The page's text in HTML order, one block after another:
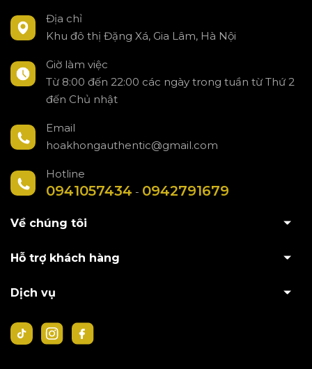
Địa chỉ
Khu đô thị Đặng Xá, Gia Lâm, Hà Nội
Giờ làm việc
Từ 8:00 đến 22:00 các ngày trong tuần từ Thứ 2
đến Chủ nhật
Email
hoakhongauthentic@gmail.com
Hotline
0941057434 - 0942791679
Về chúng tôi
Hỗ trợ khách hàng
Dịch vụ